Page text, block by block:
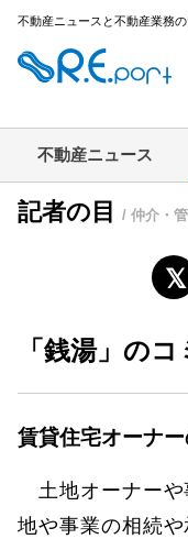
不動産ニュースと不動産業務
不動産ニュース
記者の目
/ 仲介・
「銭湯」の
賃貸住宅オーナ
土地オーナーや
地や事業の相続